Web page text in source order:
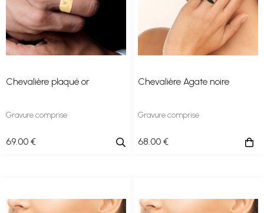
Chevalière plaqué or
Gravure comprise
69.00 €
Chevalière Agate noire
Gravure comprise
68.00 €